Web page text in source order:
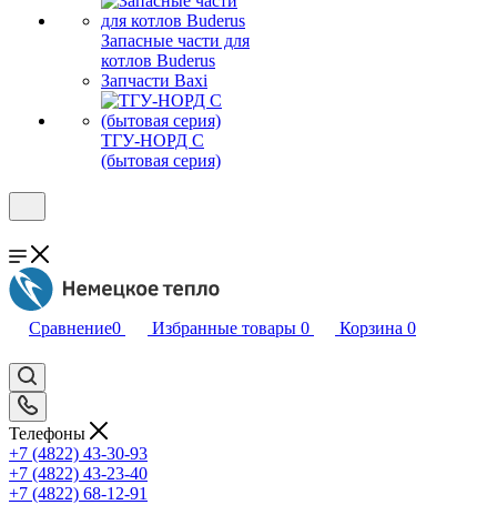
Запасные части для
котлов Buderus
Запчасти Baxi
ТГУ-НОРД С
(бытовая серия)
Сравнение0 Избранные товары 0 Корзина 0
Телефоны
+7 (4822) 43-30-93
+7 (4822) 43-23-40
+7 (4822) 68-12-91